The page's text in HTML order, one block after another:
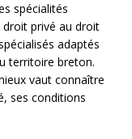
spécialités
droit privé au droit
adaptés
territoire breton.
vaut connaître
ses conditions